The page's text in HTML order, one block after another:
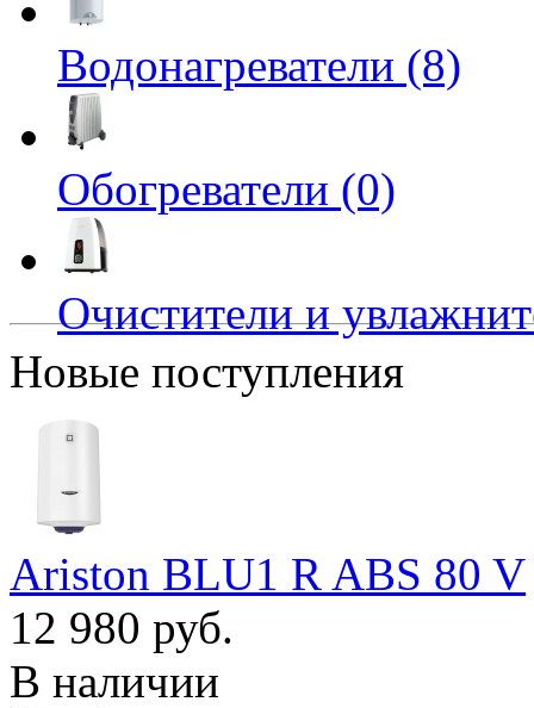
Водонагреватели (8)
Обогреватели (0)
Очистители и
Новые поступления
Ariston BLU1 R ABS 80 V
12 980 руб.
В наличии